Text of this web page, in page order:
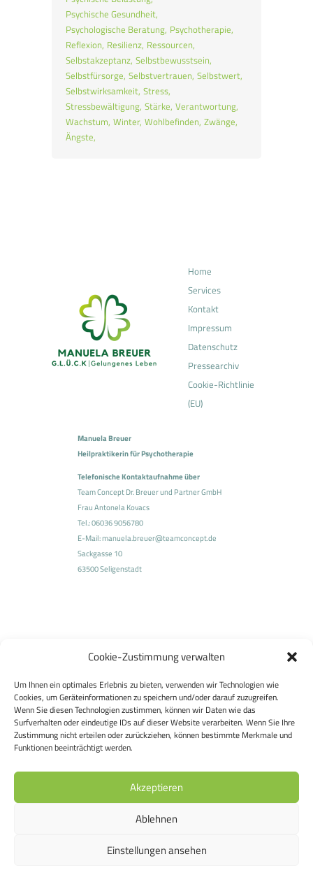
Cookie-Zustimmung verwalten
Um Ihnen ein optimales Erlebnis zu bieten, verwenden wir Technologien wie
Cookies, um Geräteinformationen zu speichern und/oder darauf zuzugreifen.
Wenn Sie diesen Technologien zustimmen, können wir Daten wie das
Surfverhalten oder eindeutige IDs auf dieser Website verarbeiten. Wenn Sie Ihre
Zustimmung nicht erteilen oder zurückziehen, können bestimmte Merkmale und
Funktionen beeinträchtigt werden.
Akzeptieren
Ablehnen
Einstellungen ansehen
Psychische Gesundheit
Psychologische Beratung Psychotherapie
Reflexion Resilienz Ressourcen
Selbstakzeptanz Selbstbewusstsein
Selbstfürsorge Selbstvertrauen Selbstwert
Selbstwirksamkeit Stress
Stressbewältigung Stärke Verantwortung
Wachstum Winter Wohlbefinden Zwänge
Ängste
Home
Services
Kontakt
Impressum
Datenschutz
Pressearchiv
Cookie-Richtlinie
(EU)
Manuela Breuer
Heilpraktikerin für Psychotherapie
Telefonische Kontaktaufnahme über
Team Concept Dr. Breuer und Partner GmbH
Frau Antonela Kovacs
Tel.:06036 9056780
E-Mail:manuela.breuer@teamconcept.de
Sackgasse 10
63500 Seligenstadt